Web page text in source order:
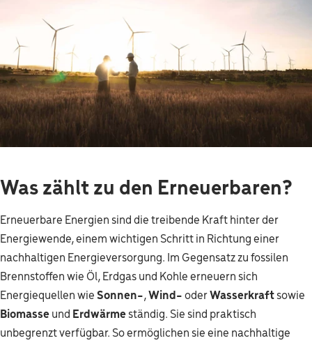
Was zählt zu den Erneuerbaren?
Erneuerbare Energien sind die treibende Kraft hinter der
Energiewende, einem wichtigen Schritt in Richtung einer
nachhaltigen Energieversorgung. Im Gegensatz zu fossilen
Brennstoffen wie Öl, Erdgas und Kohle erneuern sich
Energiequellen wie Sonnen-,Wind- oderWasserkraft sowie
Biomasse und Erdwärme ständig. Sie sind praktisch
unbegrenzt verfügbar. So ermöglichen sie eine nachhaltige